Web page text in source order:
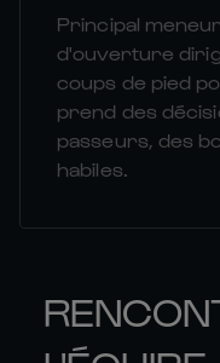
Principal
d'ouverture
coups de pied
prend des
passeurs, des
habiles.